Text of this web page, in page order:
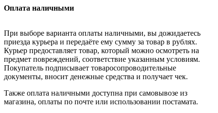
Оплата наличными
При выборе варианта оплаты наличными, вы дожидаетесь
приезда курьера и передаёте ему сумму за товар в рублях.
Курьер предоставляет товар, который можно осмотреть на
предмет повреждений, соответствие указанным условиям.
Покупатель подписывает товаросопроводительные
документы, вносит денежные средства и получает чек.
Также оплата наличными доступна при самовывозе из
магазина, оплаты по почте или использовании постамата.